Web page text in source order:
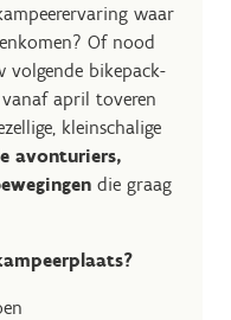
waar
Of nood
volgende bikepack-
april toveren
kleinschalige
avonturiers,
die graag